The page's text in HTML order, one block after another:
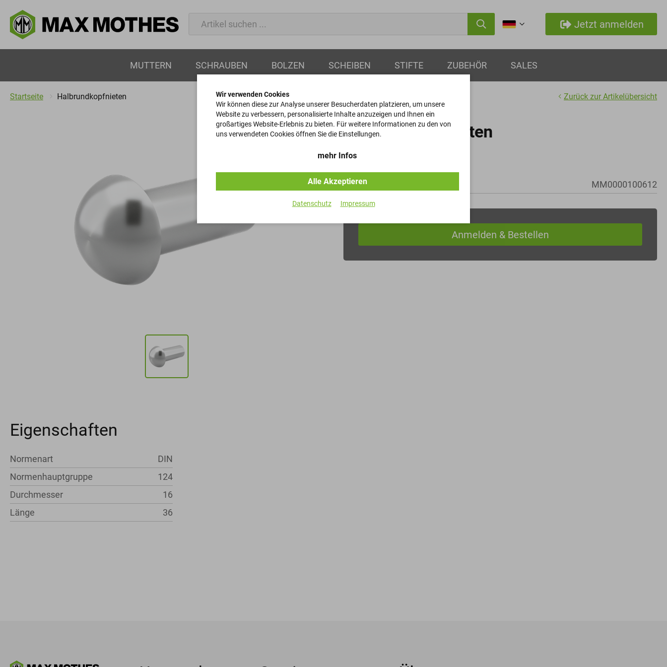
Jetzt anmelden
MUTTERN SCHRAUBEN BOLZEN SCHEIBEN STIFTE ZUBEHÖR SALES
Startseite Halbrundkopfnieten Zurück zur Artikelübersicht
Halbrundkopfnieten
DIN 124 - 16x36
Artikel-Nr. MM0000100612
Eigenschaften
Normenart
DIN
Normenhauptgruppe
124
Durchmesser
16
Länge
36
Wir verwenden Cookies
Wir können diese zur Analyse unserer Besucherdaten platzieren, um unsere
Website zu verbessern, personalisierte Inhalte anzuzeigen und Ihnen ein
großartiges Website-Erlebnis zu bieten. Für weitere Informationen zu den von
uns verwendeten Cookies öffnen Sie die Einstellungen.
mehr Infos
Alle Akzeptieren
Datenschutz Impressum